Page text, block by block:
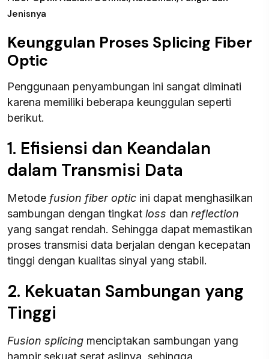
Jenisnya
Keunggulan Proses Splicing Fiber
Optic
Penggunaan penyambungan ini sangat diminati
karena memiliki beberapa keunggulan seperti
berikut.
1. Efisiensi dan Keandalan
dalam Transmisi Data
Metode fusion fiber optic ini dapat menghasilkan
sambungan dengan tingkat loss dan reflection
yang sangat rendah. Sehingga dapat memastikan
proses transmisi data berjalan dengan kecepatan
tinggi dengan kualitas sinyal yang stabil.
2. Kekuatan Sambungan yang
Tinggi
Fusion splicing menciptakan sambungan yang
hampir sekuat serat aslinya, sehingga